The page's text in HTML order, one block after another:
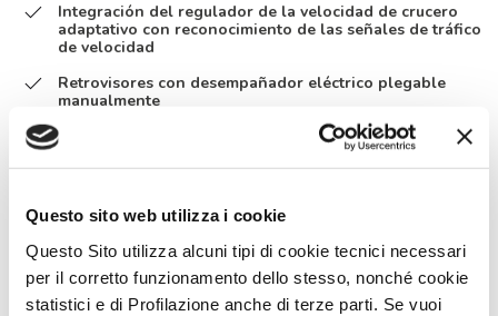
Questo sito web utilizza i cookie
Questo Sito utilizza alcuni tipi di cookie tecnici necessari
per il corretto funzionamento dello stesso, nonché cookie
statistici e di Profilazione anche di terze parti. Se vuoi
Integración del regulador de la velocidad de crucero
adaptativo con reconocimiento de las señales de tráfico
de velocidad
Retrovisores con desempañador eléctrico plegable
manualmente
Retrovisores con desempañador eléctrico plegable
Brazo TV 32’’
Isofix
Oscurecedor plisado cabina
Techo panorámico